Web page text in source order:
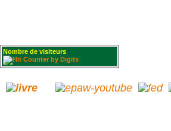
Nombre de visiteurs :